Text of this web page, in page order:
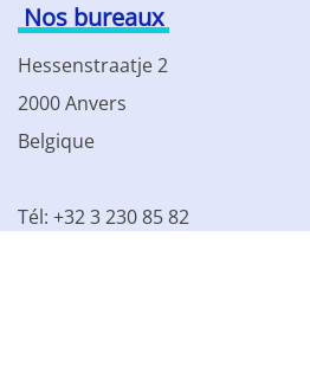
Nos bureaux
Hessenstraatje 2
2000 Anvers
Belgique
Tél: +32 3 230 85 82